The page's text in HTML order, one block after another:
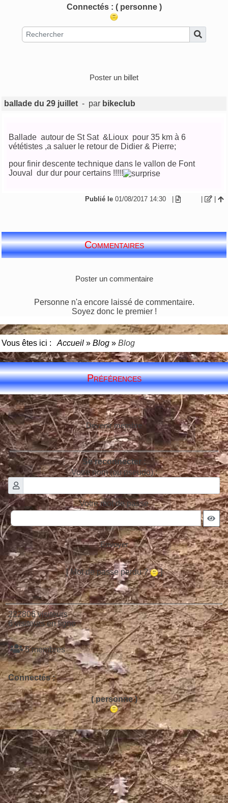
Connectés : ( personne )
Poster un billet
ballade du 29 juillet - par bikeclub
Ballade autour de St Sat &Lioux pour 35 km à 6
vététistes ,a saluer le retour de Didier & Pierre;
pour finir descente technique dans le vallon de Font
Jouval dur dur pour certains !!!!!
Publié le 01/08/2017 14:30 |
Commentaires
Poster un commentaire
Personne n'a encore laissé de commentaire.
Soyez donc le premier !
Vous êtes ici : Accueil»Blog »Blog
Préférences
Devenir membre
Se reconnecter :
Votre nom (ou pseudo) :
Votre mot de passe
Envoyer
[ Mot de passe perdu ? ]
222806 visiteurs
6 visiteurs en ligne
5 membres
Connectés :
( personne )